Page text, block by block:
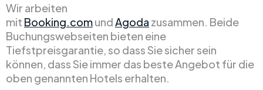
Wir arbeiten
mit Booking.comundAgoda zusammen. Beide
Buchungswebseiten bieten eine
Tiefstpreisgarantie, so dass Sie sicher sein
können, dass Sie immer das beste Angebot für die
oben genannten Hotels erhalten.